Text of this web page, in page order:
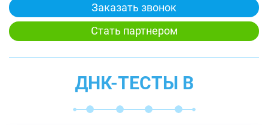
Заказать звонок
Стать партнером
ДНК-ТЕСТЫ В